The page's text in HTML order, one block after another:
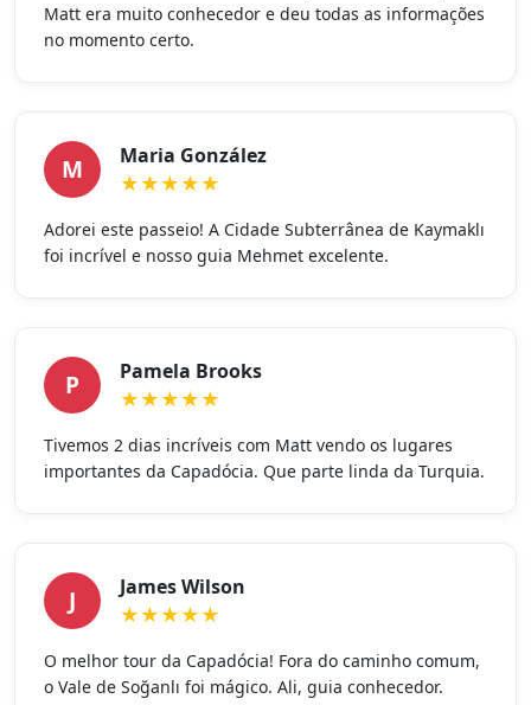
Matt era muito conhecedor e deu todas as informações
no momento certo.
M
Maria González
★★★★★
Adorei este passeio! A Cidade Subterrânea de Kaymaklı
foi incrível e nosso guia Mehmet excelente.
P
Pamela Brooks
★★★★★
Tivemos 2 dias incríveis com Matt vendo os lugares
importantes da Capadócia. Que parte linda da Turquia.
J
James Wilson
★★★★★
O melhor tour da Capadócia! Fora do caminho comum,
o Vale de Soğanlı foi mágico. Ali, guia conhecedor.